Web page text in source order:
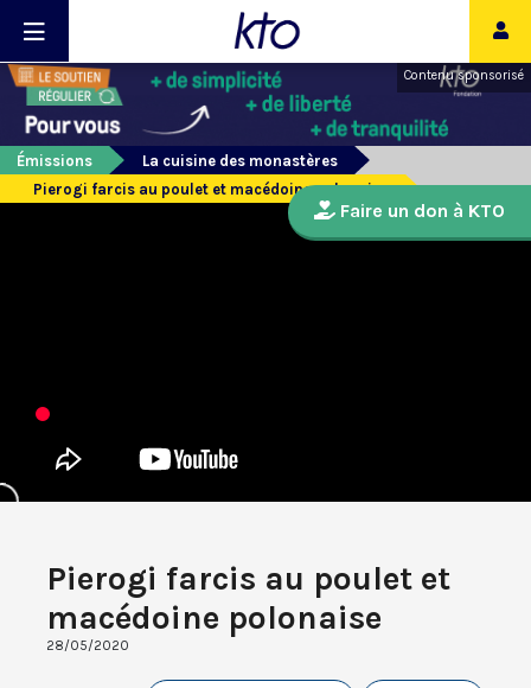
Contenu sponsorisé
Émissions
La cuisine des monastères
Pierogi farcis au poulet et macédoine polonaise
Pierogi farcis au poulet et
macédoine polonaise
28/05/2020
Faire un don à KTO